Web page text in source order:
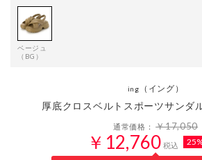
ベージュ
（BG）
ing （イング）
厚底クロスベルトスポーツサンダ
通常価格：￥17,050
￥12,760 税込